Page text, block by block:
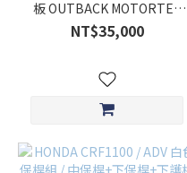
板 OUTBACK MOTORTEK
環抱式設計
NT$35,000